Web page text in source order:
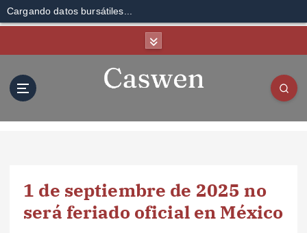
Cargando datos bursátiles...
1 de septiembre de 2025 no
será feriado oficial en México